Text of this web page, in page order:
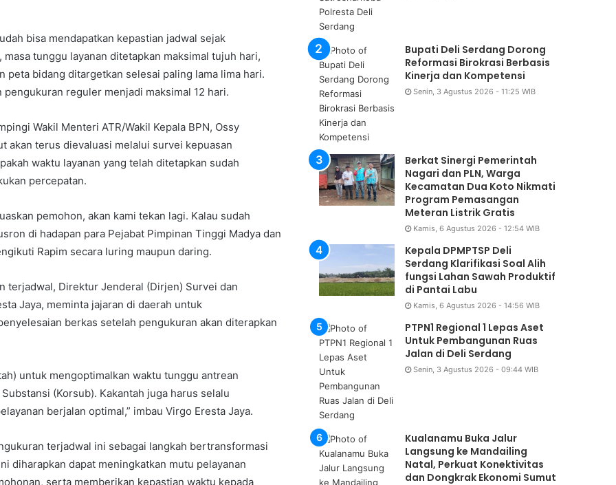
bisa mendapatkan kepastian jadwal sejak
tunggu layanan ditetapkan maksimal tujuh hari,
bidang ditargetkan selesai paling lama lima hari.
reguler menjadi maksimal 12 hari.
Wakil Menteri ATR/Wakil Kepala BPN, Ossy
akan terus dievaluasi melalui survei kepuasan
waktu layanan yang telah ditetapkan sudah
percepatan.
pemohon, akan kami tekan lagi. Kalau sudah
di hadapan para Pejabat Pimpinan Tinggi Madya dan
Rapim secara luring maupun daring.
terjadwal, Direktur Jenderal (Dirjen) Survei dan
Jaya, meminta jajaran di daerah untuk
berkas setelah pengukuran akan diterapkan
untuk mengoptimalkan waktu tunggu antrean
(Korsub). Kakantah juga harus selalu
berjalan optimal,” imbau Virgo Eresta Jaya.
terjadwal ini sebagai langkah bertransformasi
diharapkan dapat meningkatkan mutu pelayanan
serta memberikan kepastian waktu kepada
Bupati Deli Serdang Dorong
Reformasi Birokrasi Berbasis
Kinerja dan Kompetensi
Senin, 3 Agustus 2026 - 11:25 WIB
Berkat Sinergi Pemerintah
Nagari dan PLN, Warga
Kecamatan Dua Koto Nikmati
Program Pemasangan
Meteran Listrik Gratis
Kamis, 6 Agustus 2026 - 12:54 WIB
Kepala DPMPTSP Deli
Serdang Klarifikasi Soal Alih
fungsi Lahan Sawah Produktif
di Pantai Labu
Kamis, 6 Agustus 2026 - 14:56 WIB
PTPN1 Regional 1 Lepas Aset
Untuk Pembangunan Ruas
Jalan di Deli Serdang
Senin, 3 Agustus 2026 - 09:44 WIB
Kualanamu Buka Jalur
Langsung ke Mandailing
Natal, Perkuat Konektivitas
dan Dongkrak Ekonomi Sumut